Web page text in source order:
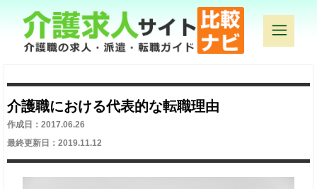
介護職における代表的な転職理由
作成日：2017.06.26
最終更新日：2019.11.12